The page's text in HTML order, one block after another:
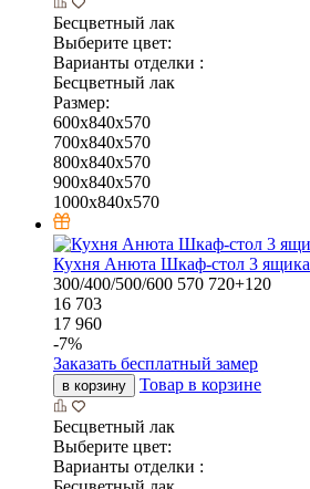
Бесцветный лак
Выберите цвет:
Варианты отделки :
Бесцветный лак
Размер:
600x840x570
700x840x570
800x840x570
900x840x570
1000x840x570
Кухня Анюта Шкаф-стол 3 ящика
300/400/500/600 570 720+120
16 703
17 960
-7%
Заказать бесплатный замер
в корзину Товар в корзине
Бесцветный лак
Выберите цвет:
Варианты отделки :